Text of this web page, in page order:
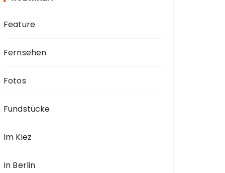
Feature
Fernsehen
Fotos
Fundstücke
Im Kiez
In Berlin